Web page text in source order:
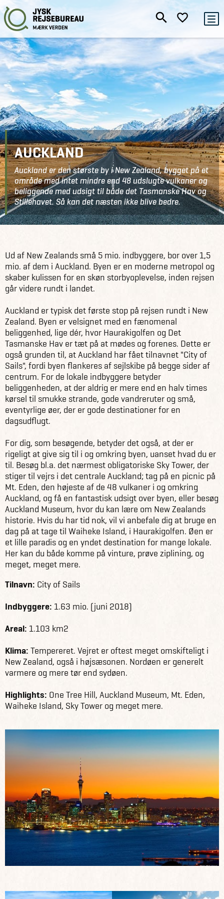
AUCKLAND
Auckland er den største by i New Zealand, bygget på et
område med intet mindre end 48 udslugte vulkaner og
beliggende med udsigt til både det Tasmanske Hav og
Stillehavet. Så kan det næsten ikke blive bedre.
Ud af New Zealands små 5 mio. indbyggere, bor over 1,5
mio. af dem i Auckland. Byen er en moderne metropol og
skaber kulissen for en skøn storbyoplevelse, inden rejsen
går videre rundt i landet.
Auckland er typisk det første stop på rejsen rundt i New
Zealand. Byen er velsignet med en fænomenal
beliggenhed, lige dér, hvor Haurakigolfen og Det
Tasmanske Hav er tæt på at mødes og forenes. Dette er
også grunden til, at Auckland har fået tilnavnet "City of
Sails", fordi byen flankeres af sejlskibe på begge sider af
centrum. For de lokale indbyggere betyder
beliggenheden, at der aldrig er mere end en halv times
kørsel til smukke strande, gode vandreruter og små,
eventyrlige øer, der er gode destinationer for en
dagsudflugt.
For dig, som besøgende, betyder det også, at der er
rigeligt at give sig til i og omkring byen, uanset hvad du er
til. Besøg bl.a. det nærmest obligatoriske Sky Tower, der
stiger til vejrs i det centrale Auckland; tag på en picnic på
Mt. Eden, den højeste af de 48 vulkaner i og omkring
Auckland, og få en fantastisk udsigt over byen, eller besøg
Auckland Museum, hvor du kan lære om New Zealands
historie. Hvis du har tid nok, vil vi anbefale dig at bruge en
dag på at tage til Waiheke Island, i Haurakigolfen. Øen er
et lille paradis og en yndet destination for mange lokale.
Her kan du både komme på vinture, prøve ziplining, og
meget, meget mere.
Tilnavn: City of Sails
Indbyggere: 1.63 mio. (juni 2018)
Areal: 1.103 km2
Klima: Tempereret. Vejret er oftest meget omskifteligt i
New Zealand, også i højsæsonen. Nordøen er generelt
varmere og mere tør end sydøen.
Highlights: One Tree Hill, Auckland Museum, Mt. Eden,
Waiheke Island, Sky Tower og meget mere.